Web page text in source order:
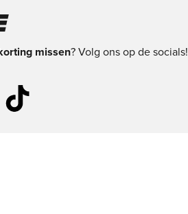
missen? Volg ons op de socials!